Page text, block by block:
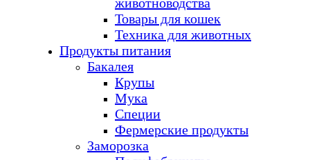
Товары для кошек
Техника для животных
Продукты питания
Бакалея
Крупы
Мука
Специи
Фермерские продукты
Заморозка